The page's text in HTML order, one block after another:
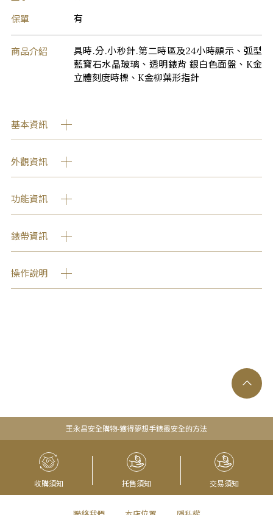
保單 有
商品介紹
具時.分.小秒針.第二時區及24小時顯示、弧型
藍寶石水晶玻璃、透明錶背 銀白色面盤、K金
立體刻度時標、K金柳葉形指針
基本資訊
外觀資訊
功能資訊
錶帶資訊
操作說明
王永昌安全購物-獲得夢想手錶最安全的方法
收購須知 托售須知 交易須知